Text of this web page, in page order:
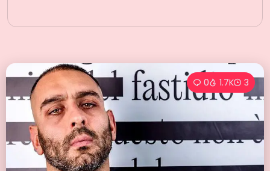
0 1.7K 3